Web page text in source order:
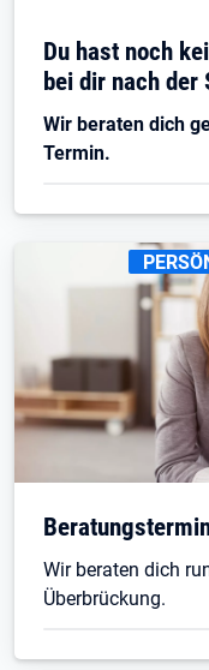
Öffnet in neuem
Du hast noch
bei dir nach der
Wir beraten dich
Termin.
Wir beraten dich
Überbrückung.